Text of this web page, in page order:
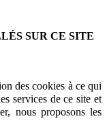
SUR CE SITE
des cookies à ce qui
services de ce site et
nous proposons les